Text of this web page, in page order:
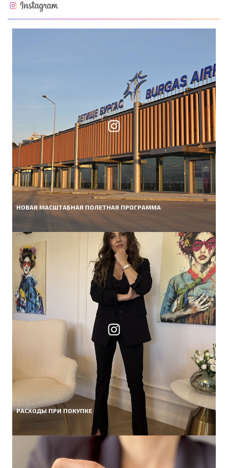
НОВАЯ МАСШТАБНАЯ ПОЛЕТНАЯ ПРОГРАММА
РАСХОДЫ ПРИ ПОКУПКЕ